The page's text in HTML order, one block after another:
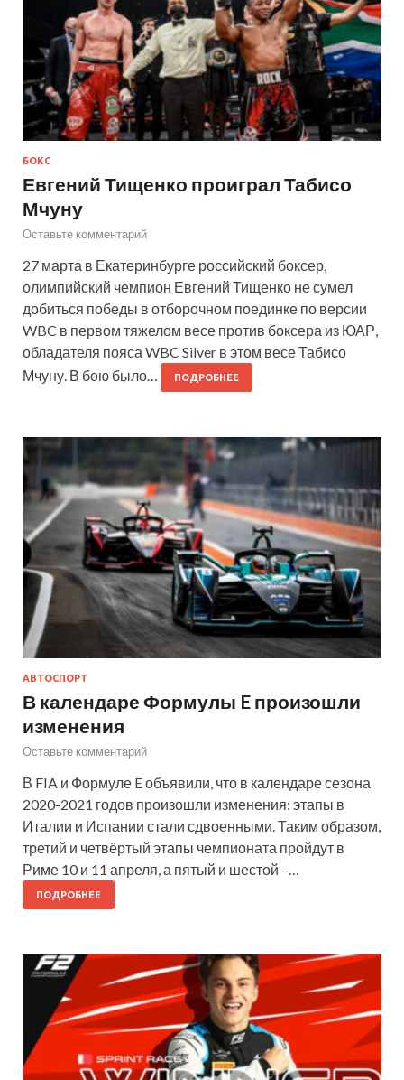
БОКС
Евгений Тищенко проиграл Табисо
Мчуну
Оставьте комментарий
27 марта в Екатеринбурге российский боксер,
олимпийский чемпион Евгений Тищенко не сумел
добиться победы в отборочном поединке по версии
WBC в первом тяжелом весе против боксера из ЮАР,
обладателя пояса WBC Silver в этом весе Табисо
Мчуну. В бою было…
ПОДРОБНЕЕ
АВТОСПОРТ
В календаре Формулы E произошли
изменения
Оставьте комментарий
В FIA и Формуле E объявили, что в календаре сезона
2020-2021 годов произошли изменения: этапы в
Италии и Испании стали сдвоенными. Таким образом,
третий и четвёртый этапы чемпионата пройдут в
Риме 10 и 11 апреля, а пятый и шестой –…
ПОДРОБНЕЕ